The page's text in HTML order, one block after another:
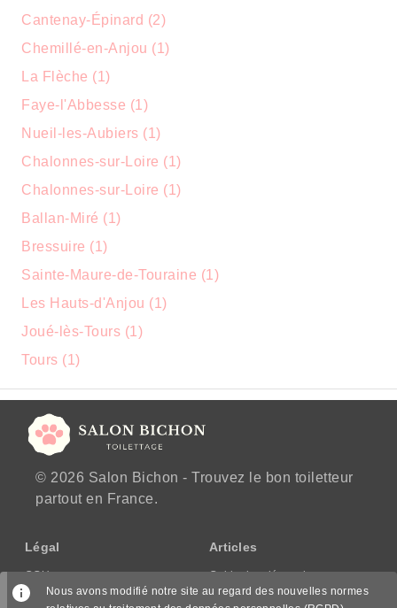
Cantenay-Épinard (2)
Chemillé-en-Anjou (1)
La Flèche (1)
Faye-l'Abbesse (1)
Nueil-les-Aubiers (1)
Chalonnes-sur-Loire (1)
Chalonnes-sur-Loire (1)
Ballan-Miré (1)
Bressuire (1)
Sainte-Maure-de-Touraine (1)
Les Hauts-d'Anjou (1)
Joué-lès-Tours (1)
Tours (1)
© 2026 Salon Bichon - Trouvez le bon toiletteur
partout en France.
Légal
CGU
CGV/CPPS
Articles
Guide des démarches
Nous avons modifié notre site au regard des nouvelles normes